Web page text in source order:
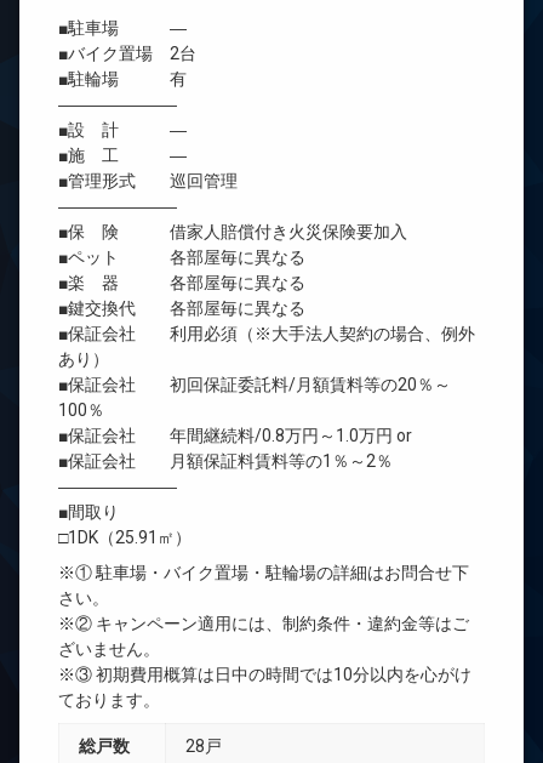
■駐車場 ―
■バイク置場 2台
■駐輪場 有
―――――――
■設 計 ―
■施 工 ―
■管理形式 巡回管理
―――――――
■保 険 借家人賠償付き火災保険要加入
■ペット 各部屋毎に異なる
■楽 器 各部屋毎に異なる
■鍵交換代 各部屋毎に異なる
■保証会社 利用必須（※大手法人契約の場合、例外
あり）
■保証会社 初回保証委託料/月額賃料等の20％～
100％
■保証会社 年間継続料/0.8万円～1.0万円 or
■保証会社 月額保証料賃料等の1％～2％
―――――――
■間取り
□1DK（25.91㎡）
※① 駐車場・バイク置場・駐輪場の詳細はお問合せ下
さい。
※② キャンペーン適用には、制約条件・違約金等はご
ざいません。
※③ 初期費用概算は日中の時間では10分以内を心がけ
ております。
総戸数 28戸